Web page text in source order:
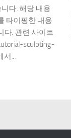
다. 해당 내용
타이핑한 내용
다. 관련 사이트
sculpting-
서...